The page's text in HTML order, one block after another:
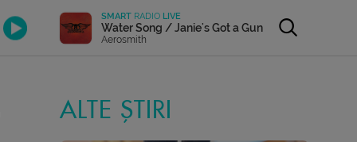
SMART RADIO LIVE
Water Song / Janie's Got a Gun
Aerosmith
ALTE ȘTIRI